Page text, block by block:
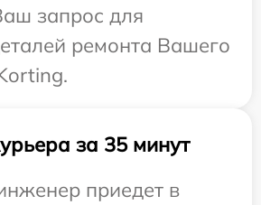
запрос для
ремонта Вашего
за 35 минут
приедет в